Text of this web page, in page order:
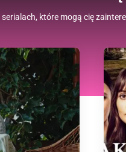
serialach, które mogą cię